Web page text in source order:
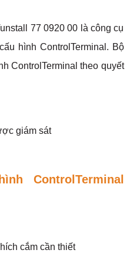
77 0920 00 là công cụ
hình ControlTerminal. Bộ
ControlTerminal theo quyết
giám sát
ControlTerminal
cắm cần thiết